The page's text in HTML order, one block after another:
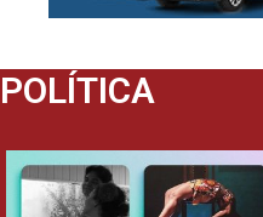
POLÍTICA